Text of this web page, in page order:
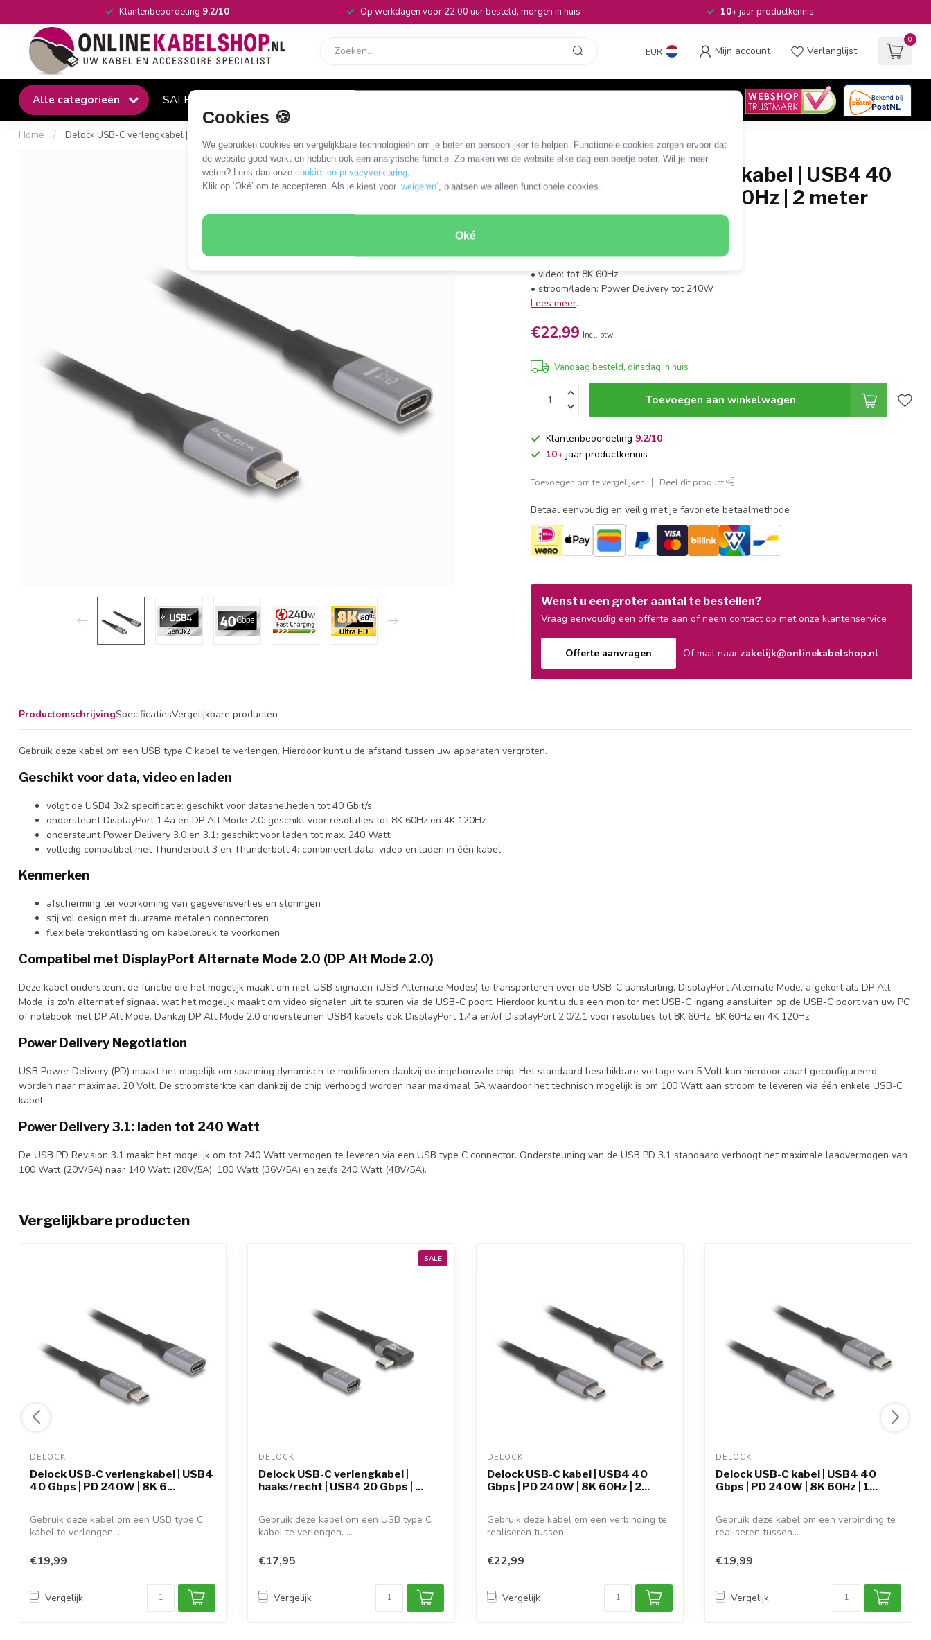
Cookies 🍪
We gebruiken cookies en vergelijkbare technologieën om je beter en persoonlijker te helpen. Functionele cookies zorgen ervoor dat
de website goed werkt en hebben ook een analytische functie. Zo maken we de website elke dag een beetje beter. Wil je meer
weten? Lees dan onze cookie- en privacyverklaring.
Klik op ‘Oké’ om te accepteren. Als je kiest voor ‘weigeren’, plaatsen we alleen functionele cookies.
Oké
Klantenbeoordeling 9.2/10 Op werkdagen voor 22.00 uur besteld, morgen in huis 10+jaar productkennis
EUR Mijn account Verlanglijst
0
Alle categorieën SALE
Home / Delock USB-C verlengkabel | USB4 40 Gbps | PD 240W | 8K 60Hz | 2 meter
DLCK-81202
Delock USB-C verlengkabel | USB4 40
Gbps | PD 240W | 8K 60Hz | 2 meter
• data: tot 40Gbit/s
• video: tot 8K 60Hz
• stroom/laden: Power Delivery tot 240W
Lees meer.
€22,99 Incl. btw
Vandaag besteld, dinsdag in huis
Toevoegen aan winkelwagen
Klantenbeoordeling 9.2/10
10+ jaar productkennis
Toevoegen om te vergelijken Deel dit product
Betaal eenvoudig en veilig met je favoriete betaalmethode
Wenst u een groter aantal te bestellen?
Vraag eenvoudig een offerte aan of neem contact op met onze klantenservice
Offerte aanvragen Of mail naarzakelijk@onlinekabelshop.nl
ProductomschrijvingSpecificatiesVergelijkbare producten
Gebruik deze kabel om een USB type C kabel te verlengen. Hierdoor kunt u de afstand tussen uw apparaten vergroten.
Geschikt voor data, video en laden
volgt de USB4 3x2 specificatie: geschikt voor datasnelheden tot 40 Gbit/s
ondersteunt DisplayPort 1.4a en DP Alt Mode 2.0: geschikt voor resoluties tot 8K 60Hz en 4K 120Hz
ondersteunt Power Delivery 3.0 en 3.1: geschikt voor laden tot max. 240 Watt
volledig compatibel met Thunderbolt 3 en Thunderbolt 4: combineert data, video en laden in één kabel
Kenmerken
afscherming ter voorkoming van gegevensverlies en storingen
stijlvol design met duurzame metalen connectoren
flexibele trekontlasting om kabelbreuk te voorkomen
Compatibel met DisplayPort Alternate Mode 2.0 (DP Alt Mode 2.0)
Deze kabel ondersteunt de functie die het mogelijk maakt om niet-USB signalen (USB Alternate Modes) te transporteren over de USB-C aansluiting. DisplayPort Alternate Mode, afgekort als DP Alt
Mode, is zo'n alternatief signaal wat het mogelijk maakt om video signalen uit te sturen via de USB-C poort. Hierdoor kunt u dus een monitor met USB-C ingang aansluiten op de USB-C poort van uw PC
of notebook met DP Alt Mode. Dankzij DP Alt Mode 2.0 ondersteunen USB4 kabels ook DisplayPort 1.4a en/of DisplayPort 2.0/2.1 voor resoluties tot 8K 60Hz, 5K 60Hz en 4K 120Hz.
Power Delivery Negotiation
USB Power Delivery (PD) maakt het mogelijk om spanning dynamisch te modificeren dankzij de ingebouwde chip. Het standaard beschikbare voltage van 5 Volt kan hierdoor apart geconfigureerd
worden naar maximaal 20 Volt. De stroomsterkte kan dankzij de chip verhoogd worden naar maximaal 5A waardoor het technisch mogelijk is om 100 Watt aan stroom te leveren via één enkele USB-C
kabel.
Power Delivery 3.1: laden tot 240 Watt
De USB PD Revision 3.1 maakt het mogelijk om tot 240 Watt vermogen te leveren via een USB type C connector. Ondersteuning van de USB PD 3.1 standaard verhoogt het maximale laadvermogen van
100 Watt (20V/5A) naar 140 Watt (28V/5A), 180 Watt (36V/5A) en zelfs 240 Watt (48V/5A).
Vergelijkbare producten
DELOCK
Delock USB-C verlengkabel | USB4
40 Gbps | PD 240W | 8K 6...
Gebruik deze kabel om een USB type C
kabel te verlengen. ...
€19,99
Vergelijk
SALE
DELOCK
Delock USB-C verlengkabel |
haaks/recht | USB4 20 Gbps | ...
Gebruik deze kabel om een USB type C
kabel te verlengen. ...
€17,95
Vergelijk
DELOCK
Delock USB-C kabel | USB4 40
Gbps | PD 240W | 8K 60Hz | 2...
Gebruik deze kabel om een verbinding te
realiseren tussen...
€22,99
Vergelijk
DELOCK
Delock USB-C kabel | USB4 40
Gbps | PD 240W | 8K 60Hz | 1...
Gebruik deze kabel om een verbinding te
realiseren tussen...
€19,99
Vergelijk